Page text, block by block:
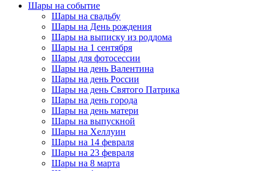
Шары на событие
Шары на свадьбу
Шары на День рождения
Шары на выписку из роддома
Шары на 1 сентября
Шары для фотосессии
Шары на день Валентина
Шары на день России
Шары на день Святого Патрика
Шары на день города
Шары на день матери
Шары на выпускной
Шары на Хеллуин
Шары на 14 февраля
Шары на 23 февраля
Шары на 8 марта